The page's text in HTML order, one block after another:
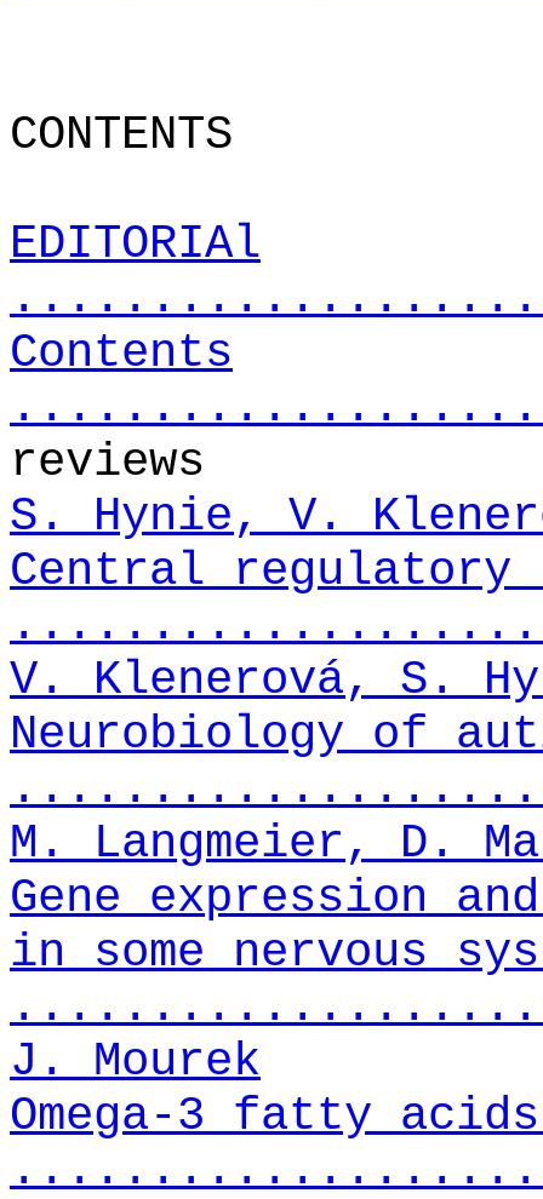
CONTENTS
EDITORIAl
Contents
reviews
S. Hynie, V.
Central
V. Klenerová, S.
Neurobiology of
M. Langmeier, D.
Gene expression
in some nervous
J. Mourek
Omega-3 fatty